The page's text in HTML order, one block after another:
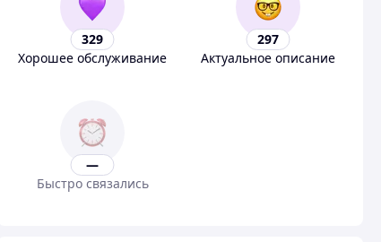
329
Хорошее обслуживание
297
Актуальное описание
—
Быстро связались